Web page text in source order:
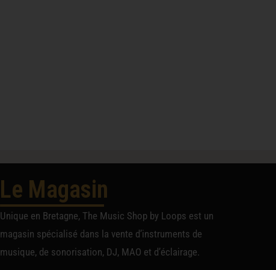
Le Magasin
Unique en Bretagne, The Music Shop by Loops est un
magasin spécialisé dans la vente d’instruments de
musique, de sonorisation, DJ, MAO et d’éclairage.